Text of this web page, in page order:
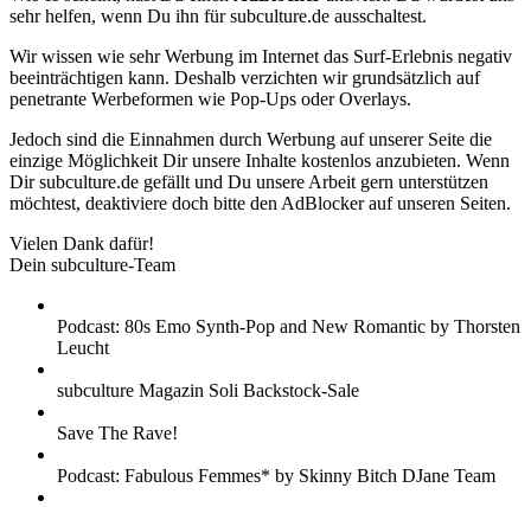
sehr helfen, wenn Du ihn für subculture.de ausschaltest.
Wir wissen wie sehr Werbung im Internet das Surf-Erlebnis negativ
beeinträchtigen kann. Deshalb verzichten wir grundsätzlich auf
penetrante Werbeformen wie Pop-Ups oder Overlays.
Jedoch sind die Einnahmen durch Werbung auf unserer Seite die
einzige Möglichkeit Dir unsere Inhalte kostenlos anzubieten. Wenn
Dir subculture.de gefällt und Du unsere Arbeit gern unterstützen
möchtest, deaktiviere doch bitte den AdBlocker auf unseren Seiten.
Vielen Dank dafür!
Dein subculture-Team
Podcast: 80s Emo Synth-Pop and New Romantic by Thorsten
Leucht
subculture Magazin Soli Backstock-Sale
Save The Rave!
Podcast: Fabulous Femmes* by Skinny Bitch DJane Team